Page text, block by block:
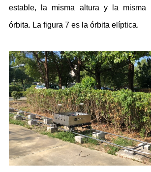
estable, la misma altura y la misma
órbita. La figura 7 es la órbita elíptica.